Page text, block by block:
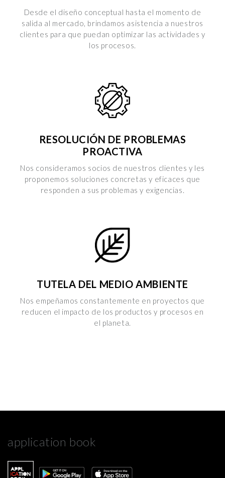
cookie e le terze parti che installano i cookie tramite il
presente sito. Puoi gestire in maniera del tutto autonoma i
cookie tramite la sezione "Cookie Policy - Impostazioni
Cookie", accettando o inibendo l'utilizzo delle diverse
per visualizzare l’Informativa Privacy.
Desde el diseño conceptual hasta el momento de
salida al mercado, brindamos asistencia a nuestros
clientes para que puedan optimizar las actividades y
los procesos.
RESOLUCIÓN DE PROBLEMAS
PROACTIVA
Nos consideramos socios de nuestros clientes y les
proponemos soluciones concretas y eficaces que
responden a sus problemas y exigencias.
TUTELA DEL MEDIO AMBIENTE
Nos empeñamos constantemente en proyectos que
reducen el impacto de los productos y procesos en
el planeta.
application book